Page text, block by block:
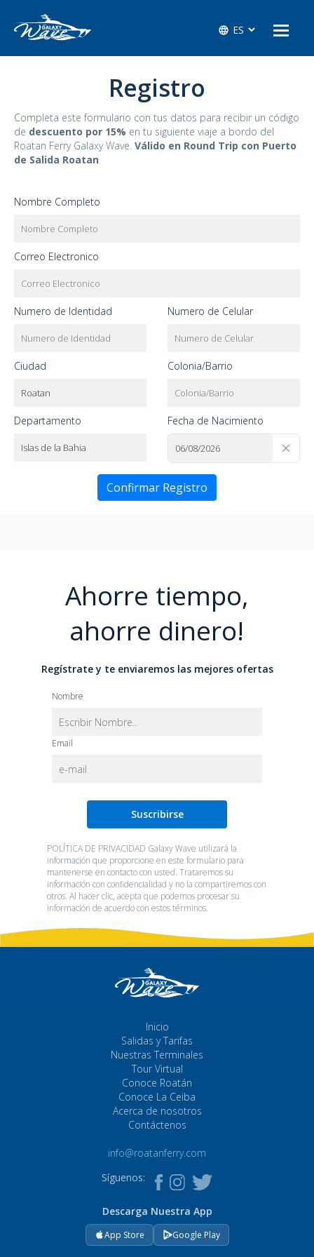
Registro
Completa este formulario con tus datos para recibir un código
de descuento por 15% en tu siguiente viaje a bordo del
Roatan Ferry Galaxy Wave. Válido en Round Trip con Puerto
de Salida Roatan
Nombre Completo
Correo Electronico
Numero de Identidad Numero de Celular
Ciudad Colonia/Barrio
Departamento Fecha de Nacimiento
Confirmar Registro
Ahorre tiempo,
ahorre dinero!
Regístrate y te enviaremos las mejores ofertas
Nombre
Email
POLÍTICA DE PRIVACIDAD Galaxy Wave utilizará la
información que proporcione en este formulario para
mantenerse en contacto con usted. Trataremos su
información con confidencialidad y no la compartiremos con
otros. Al hacer clic, acepta que podemos procesar su
información de acuerdo con estos términos.
Inicio
Salidas y Tarifas
Nuestras Terminales
Tour Virtual
Conoce Roatán
Conoce La Ceiba
Acerca de nosotros
Contáctenos
info@roatanferry.com
Síguenos:
Descarga Nuestra App
App Store Google Play